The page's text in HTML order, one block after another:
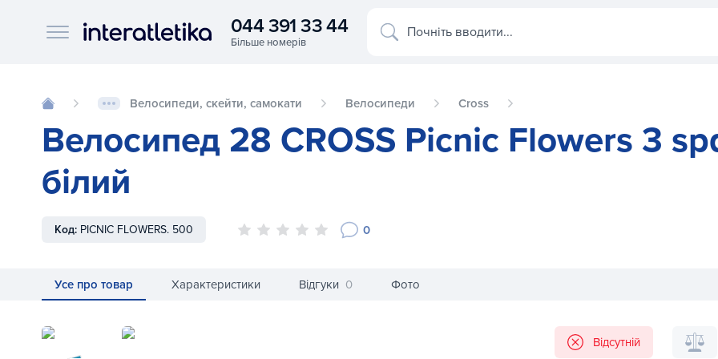
Interatletika logo
044 391 33 44 Почніть вводити...
Велосипеди, скейти, самокати Велосипеди Cross
Велосипед 28 CROSS Picnic Flowers 3
білий
Код: PICNIC FLOWERS. 500 0
Усе про товар Характеристики Відгуки 0 Фото
Велосипед 28 CROSS Picnic Flowers 3 spd рама 20 2015 білий Велосипед 28 CROSS Picnic
Відсутній